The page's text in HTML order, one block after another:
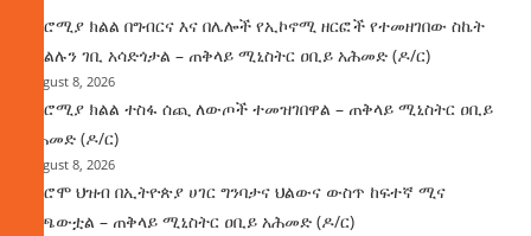
በኦሮሚያ ክልል በግብርና እና በሌሎች የኢኮኖሚ ዘርፎች የተመዘገበው ስኬት
የክልሉን ገቢ አሳድጎታል – ጠቅላይ ሚኒስትር ዐቢይ አሕመድ (ዶ/ር)
August 8, 2026
በኦሮሚያ ክልል ተስፋ ሰጪ ለውጦች ተመዝገበዋል – ጠቅላይ ሚኒስትር ዐቢይ
አሕመድ (ዶ/ር)
August 8, 2026
የኦሮሞ ህዝብ በኢትዮጵያ ሀገር ግንባታና ህልውና ውስጥ ከፍተኛ ሚና
ተጫውቷል – ጠቅላይ ሚኒስትር ዐቢይ አሕመድ (ዶ/ር)